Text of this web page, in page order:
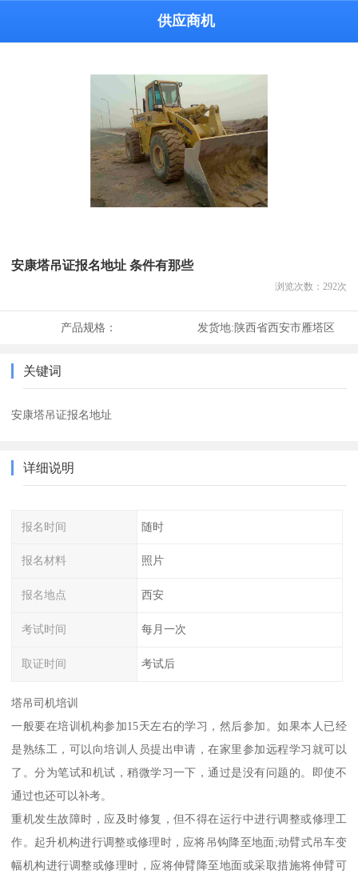
供应商机
安康塔吊证报名地址 条件有那些
浏览次数： 292次
产品规格： 发货地:陕西省西安市雁塔区
关键词
安康塔吊证报名地址
详细说明
报名时间 随时
报名材料 照片
报名地点 西安
考试时间 每月一次
取证时间 考试后
塔吊司机培训
一般要在培训机构参加15天左右的学习，然后参加。如果本人已经
是熟练工，可以向培训人员提出申请，在家里参加远程学习就可以
了。分为笔试和机试，稍微学习一下，通过是没有问题的。即使不
通过也还可以补考。
重机发生故障时，应及时修复，但不得在运行中进行调整或修理工
作。起升机构进行调整或修理时，应将吊钩降至地面;动臂式吊车变
幅机构进行调整或修理时，应将伸臂降至地面或采取措施将伸臂可